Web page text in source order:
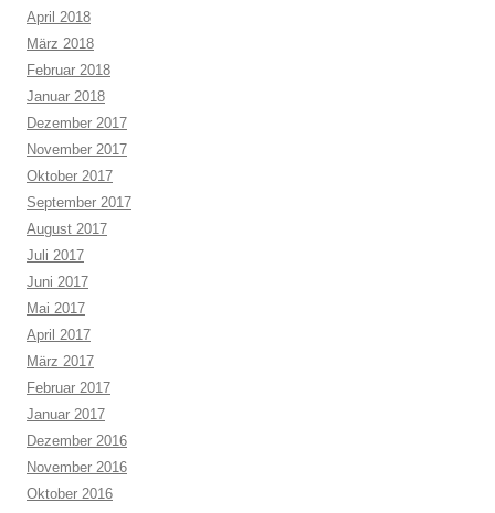
April 2018
März 2018
Februar 2018
Januar 2018
Dezember 2017
November 2017
Oktober 2017
September 2017
August 2017
Juli 2017
Juni 2017
Mai 2017
April 2017
März 2017
Februar 2017
Januar 2017
Dezember 2016
November 2016
Oktober 2016